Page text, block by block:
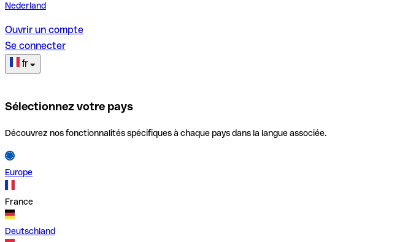
Nederland
Ouvrir un compte
Se connecter
fr
Sélectionnez votre pays
Découvrez nos fonctionnalités spécifiques à chaque pays dans la langue associée.
Europe
France
Deutschland